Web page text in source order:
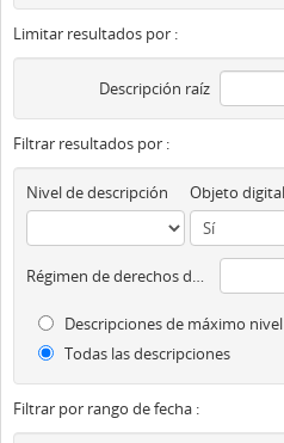
Limitar resultados por :
Descripción raíz
Filtrar resultados por :
Nivel de descripción
Régimen de derechos de autor
Descripciones de máximo nivel
Todas las descripciones
Filtrar por rango de fecha :